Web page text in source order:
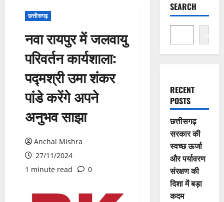
छत्तीसगढ़
नवा रायपुर में जलवायु
परिवर्तन कार्यशाला:
पद्मश्री उमा शंकर
पांडे करेंगे अपने
अनुभव साझा
Anchal Mishra
27/11/2024
1 minute read
0
SEARCH
Search
RECENT
POSTS
छत्तीसगढ़
सरकार की
स्वच्छ ऊर्जा
और पर्यावरण
संरक्षण की
दिशा में बड़ा
कदम